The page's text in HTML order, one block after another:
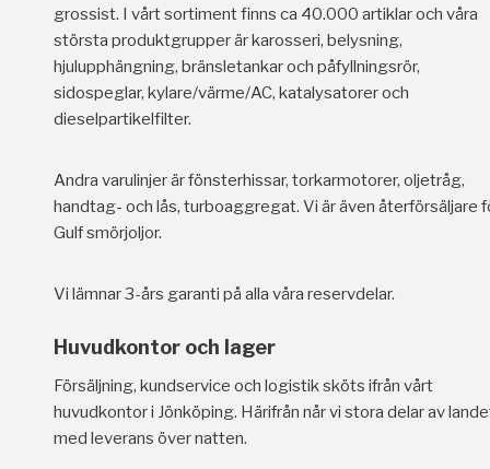
grossist. I vårt sortiment finns ca 40.000 artiklar och våra
största produktgrupper är karosseri, belysning,
hjulupphängning, bränsletankar och påfyllningsrör,
sidospeglar, kylare/värme/AC, katalysatorer och
dieselpartikelfilter.
Andra varulinjer är fönsterhissar, torkarmotorer, oljetråg,
handtag- och lås, turboaggregat. Vi är även återförsäljare
Gulf smörjoljor.
Vi lämnar 3-års garanti på alla våra reservdelar.
Huvudkontor och lager
Försäljning, kundservice och logistik sköts ifrån vårt
huvudkontor i Jönköping. Härifrån når vi stora delar av
med leverans över natten.